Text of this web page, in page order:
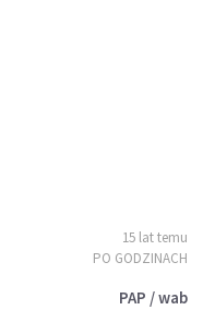
15 lat temu
PO GODZINACH
PAP / wab